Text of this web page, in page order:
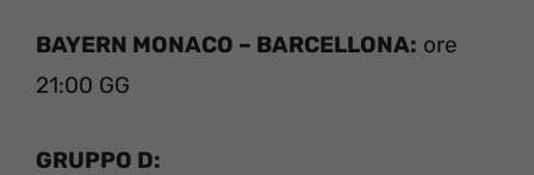
BAYERN MONACO – BARCELLONA: ore
21:00 GG
GRUPPO D: